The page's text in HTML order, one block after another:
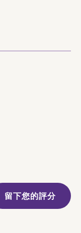
留下您的評分